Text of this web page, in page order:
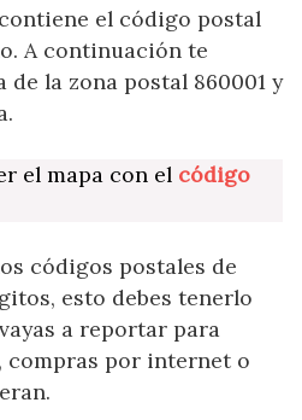
el código postal
A continuación te
la zona postal 860001 y
el mapa con el código
códigos postales de
esto debes tenerlo
a reportar para
compras por internet o